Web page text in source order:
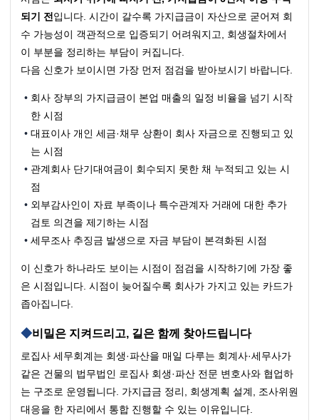
되기 전 입니다. 시간이 갈수록 가지급금이 자산으로 굳어져 회
수 가능성이 객관적으로 입증되기 어려워지고, 회생절차에서
이 부분을 정리하는 부담이 커집니다.
다음 신호가 보이시면 가장 먼저 점검을 받아보시기 바랍니다.
회사 장부의 가지급금이 본업 매출의 일정 비율을 넘기 시작
한 시점
대표이사 개인 세금·채무 상환이 회사 자금으로 진행되고 있
는 시점
관계회사 단기대여금이 회수되지 못한 채 누적되고 있는 시
점
외부감사인이 자료 부족이나 특수관계자 거래에 대한 추가
검토 의견을 제기하는 시점
세무조사 추징금 발생으로 자금 부담이 본격화된 시점
이 신호가 하나라도 보이는 시점이 점검을 시작하기에 가장 좋
은 시점입니다. 시점이 늦어질수록 회사가 가지고 있는 카드가
좁아집니다.
비밀은 지켜드리고, 길은 함께 찾아드립니다
로집사 세무회계는 회생·파산을 매일 다루는 회계사·세무사가
같은 건물의 법무법인 로집사 회생·파산 전문 변호사와 협업하
는 구조로 운영됩니다. 가지급금 정리, 회생계획 설계, 조사위원
대응을 한 자리에서 통합 진행할 수 있는 이유입니다.